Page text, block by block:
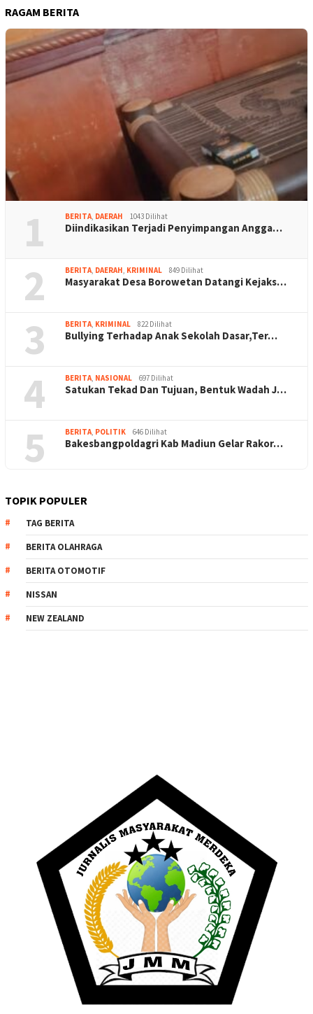
RAGAM BERITA
1 BERITA DAERAH 1043 Dilihat
Diindikasikan Terjadi Penyimpangan Angga…
2 BERITA DAERAH KRIMINAL 849 Dilihat
Masyarakat Desa Borowetan Datangi Kejaks…
3 BERITA KRIMINAL 822 Dilihat
Bullying Terhadap Anak Sekolah Dasar,Ter…
4 BERITA NASIONAL 697 Dilihat
Satukan Tekad Dan Tujuan, Bentuk Wadah J…
5 BERITA POLITIK 646 Dilihat
Bakesbangpoldagri Kab Madiun Gelar Rakor…
TOPIK POPULER
TAG BERITA
BERITA OLAHRAGA
BERITA OTOMOTIF
NISSAN
NEW ZEALAND